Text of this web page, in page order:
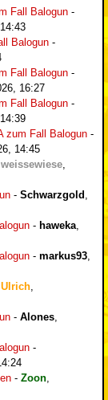
Fall Balogun -
Balogun -
Fall Balogun -
16:27
Fall Balogun -
zum Fall Balogun -
14:45
weissewiese
- Schwarzgold
- haweka
- markus93
Ulrich
- Alones
-
- Zoon